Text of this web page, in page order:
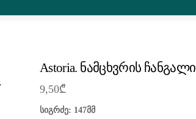
Astoria. ნამცხვრის ჩანგალი
9,50₾
სიგრძე: 147მმ